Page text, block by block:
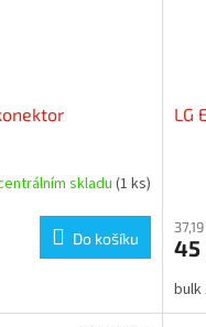
skladu(1 ks)
Do košíku
LG
45
bulk